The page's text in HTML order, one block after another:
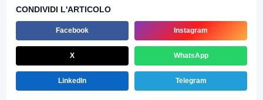
CONDIVIDI L'ARTICOLO
Facebook Instagram
X WhatsApp
LinkedIn Telegram